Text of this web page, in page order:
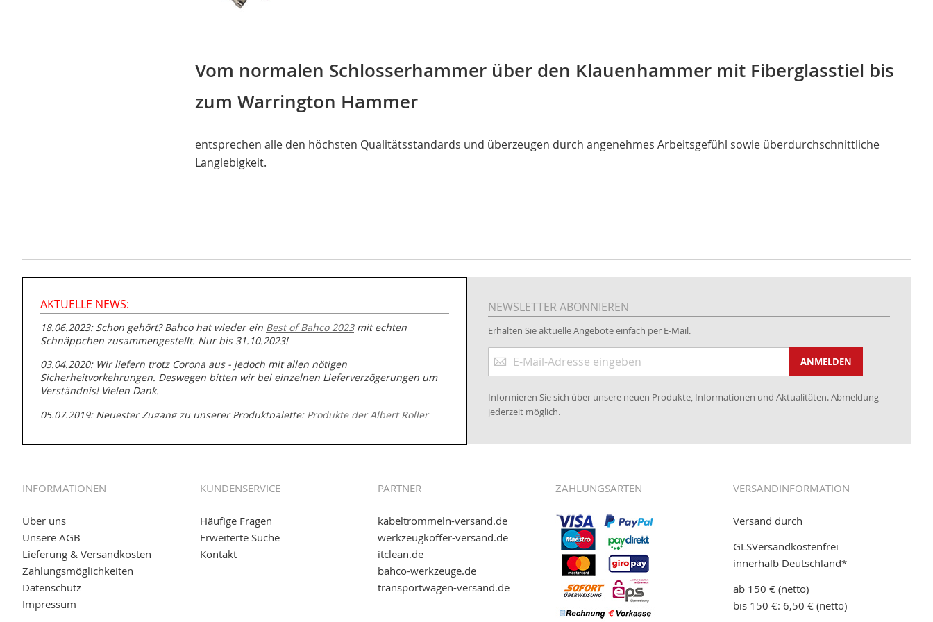
Vom normalen Schlosserhammer über den Klauenhammer mit Fiberglasstiel bis
zum Warrington Hammer
entsprechen alle den höchsten Qualitätsstandards und überzeugen durch angenehmes Arbeitsgefühl sowie überdurchschnittliche
Langlebigkeit.
AKTUELLE NEWS:
18.06.2023: Schon gehört? Bahco hat wieder ein Best of Bahco 2023mit echten
Schnäppchen zusammengestellt. Nur bis 31.10.2023!
03.04.2020: Wir liefern trotz Corona aus - jedoch mit allen nötigen
Sicherheitvorkehrungen. Deswegen bitten wir bei einzelnen Lieferverzögerungen um
Verständnis! Vielen Dank.
05.07.2019: Neuester Zugang zu unserer Produktpalette: Produkte der Albert Roller
04.11.2018: Überarbeitung der Corporate Identity (CI)
- Zahlung per paydirekt
16.01.2017:
- Visa & MasterCard (inkl. Maestro)
12.01.2017: JETZT NEU- giropay, SOFORT-Überweisung sowie eps (PAYONE)
05.09.2016: NEUE Topseller bei
11.08.2016: Gerade entsteht unser "neuer" Partnershop
NEWSLETTER ABONNIEREN
Erhalten Sie aktuelle Angebote einfach per E-Mail.
zum
ANMELDEN
Informieren Sie sich über unsere neuen Produkte, Informationen und Aktualitäten. Abmeldung
jederzeit möglich.
INFORMATIONEN
Über uns
Unsere AGB
Lieferung & Versandkosten
Zahlungsmöglichkeiten
Datenschutz
Impressum
KUNDENSERVICE
Häufige Fragen
Erweiterte Suche
Kontakt
PARTNER
kabeltrommeln-versand.de
werkzeugkoffer-versand.de
itclean.de
bahco-werkzeuge.de
transportwagen-versand.de
ZAHLUNGSARTEN VERSANDINFORMATION
Versand durch
GLSVersandkostenfrei
innerhalb Deutschland*
ab 150 € (netto)
bis 150 €: 6,50 € (netto)